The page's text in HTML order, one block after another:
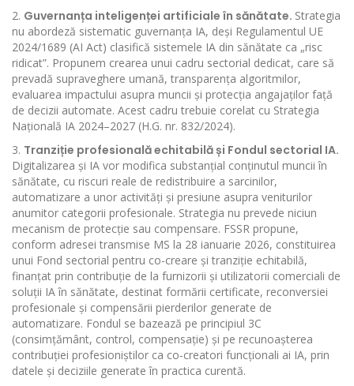
Guvernanța inteligenței artificiale în sănătate. Strategia
nu abordeză sistematic guvernanța IA, deși Regulamentul UE
2024/1689 (AI Act) clasifică sistemele IA din sănătate ca „risc
ridicat”. Propunem crearea unui cadru sectorial dedicat, care să
prevadă supraveghere umană, transparența algoritmilor,
evaluarea impactului asupra muncii și protecția angajaților față
de decizii automate. Acest cadru trebuie corelat cu Strategia
Națională IA 2024–2027 (H.G. nr. 832/2024).
Tranziție profesională echitabilă și Fondul sectorial IA.
Digitalizarea și IA vor modifica substanțial conținutul muncii în
sănătate, cu riscuri reale de redistribuire a sarcinilor,
automatizare a unor activități și presiune asupra veniturilor
anumitor categorii profesionale. Strategia nu prevede niciun
mecanism de protecție sau compensare. FSSR propune,
conform adresei transmise MS la 28 ianuarie 2026, constituirea
unui Fond sectorial pentru co-creare și tranziție echitabilă,
finanțat prin contribuție de la furnizorii și utilizatorii comerciali de
soluții IA în sănătate, destinat formării certificate, reconversiei
profesionale și compensării pierderilor generate de
automatizare. Fondul se bazează pe principiul 3C
(consimțământ, control, compensație) și pe recunoașterea
contribuției profesioniștilor ca co-creatori funcționali ai IA, prin
datele și deciziile generate în practica curentă.